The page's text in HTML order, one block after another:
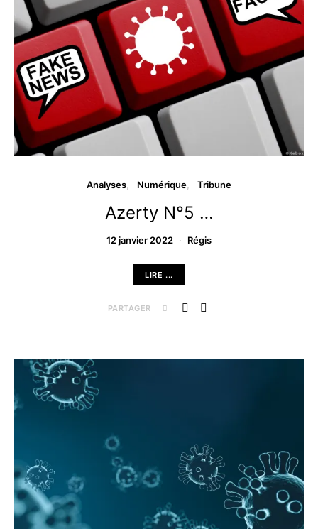
Analyses Numérique Tribune
Azerty N°5 …
12 janvier 2022 Régis
LIRE ...
PARTAGER